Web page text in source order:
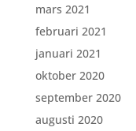
mars 2021
februari 2021
januari 2021
oktober 2020
september 2020
augusti 2020